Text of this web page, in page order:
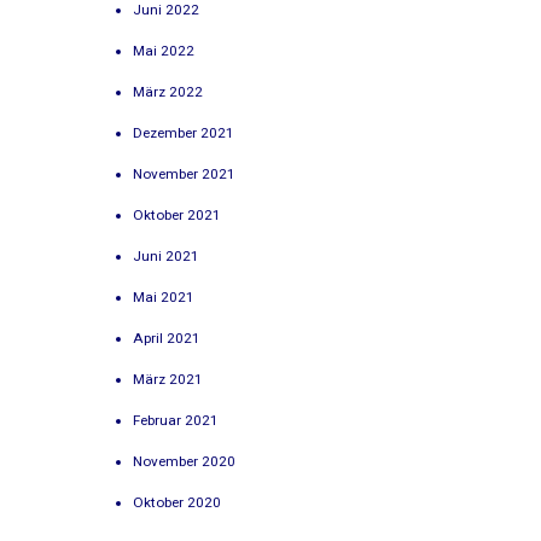
Juni 2022
Mai 2022
März 2022
Dezember 2021
November 2021
Oktober 2021
Juni 2021
Mai 2021
April 2021
März 2021
Februar 2021
November 2020
Oktober 2020